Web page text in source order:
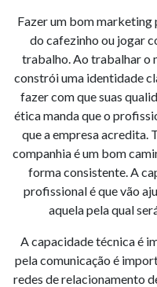
Fazer um bom marketing
do cafezinho ou jogar
trabalho. Ao trabalhar o
constrói uma identidade
fazer com que suas
ética manda que o
que a empresa acredita.
companhia é um bom
forma consistente. A
profissional é que vão
aquela pela qual
A capacidade técnica é
pela comunicação é
redes de relacionamento